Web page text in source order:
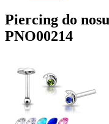
Piercing do
PNO00214